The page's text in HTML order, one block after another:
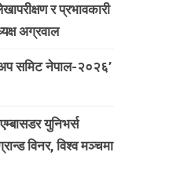
र प्रभावकारी
अग्रवाल
समिट नेपाल-२०२६’
युनिभर्स
विनर, विश्व मञ्चमा